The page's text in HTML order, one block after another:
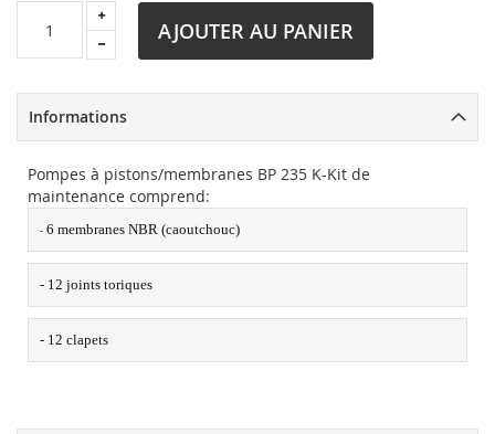
AJOUTER AU PANIER
Informations
Pompes à pistons/membranes BP 235 K-Kit de
maintenance comprend:
- 6 membranes NBR (caoutchouc)
- 12 joints toriques
- 12 clapets